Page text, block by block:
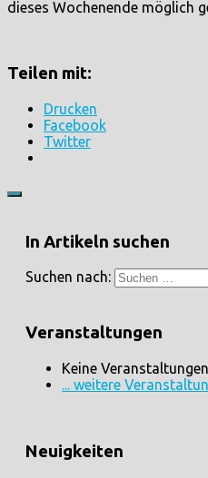
dieses Wochenende möglich
Teilen mit:
Drucken
Facebook
Twitter
In Artikeln suchen
Suchen nach:
Veranstaltungen
Keine Veranstaltungen
... weitere
Neuigkeiten